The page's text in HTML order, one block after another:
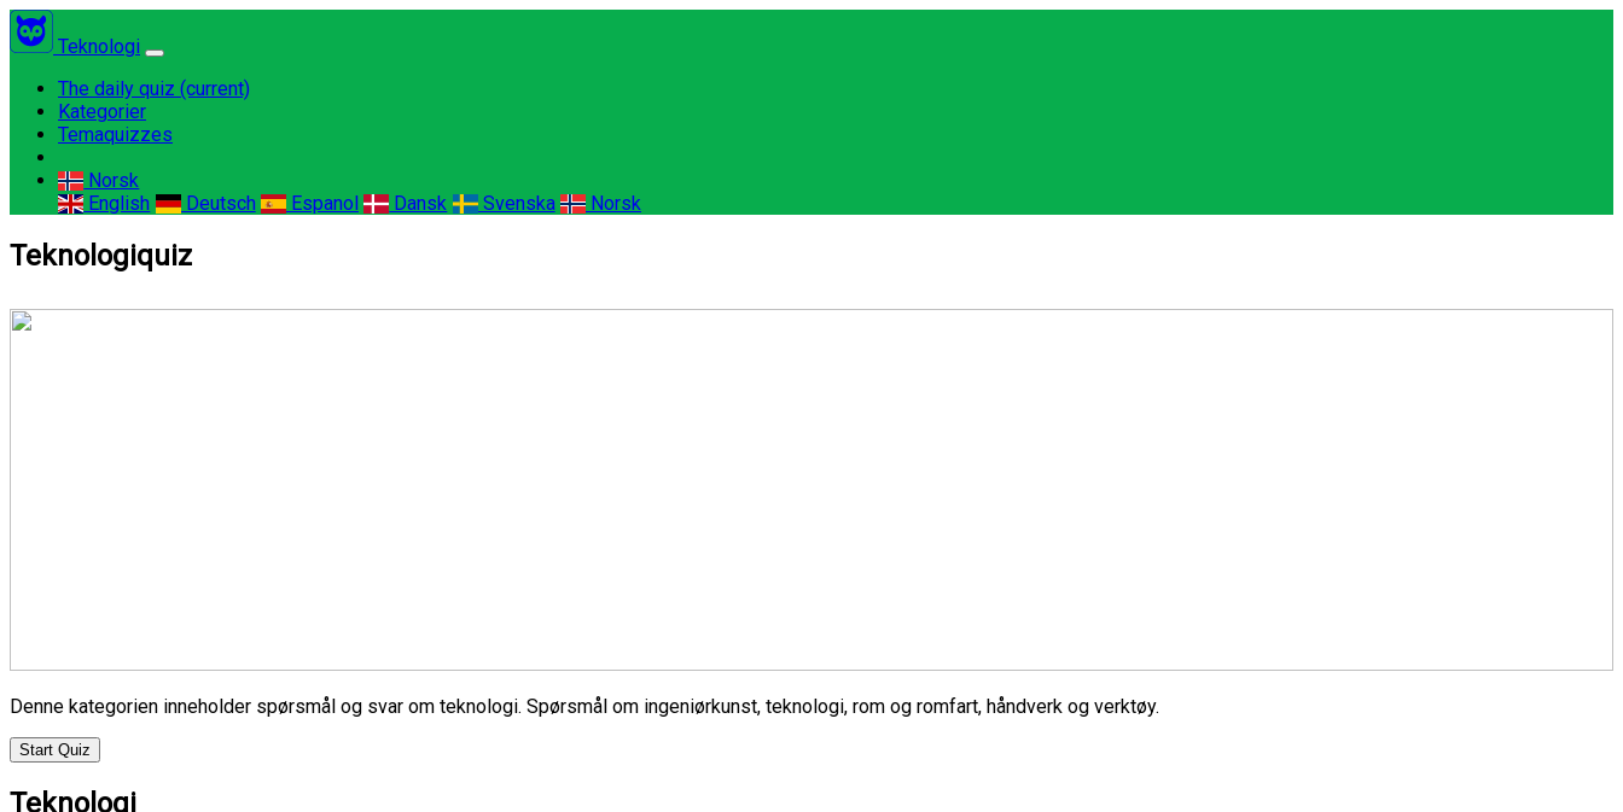
Teknologi
The daily quiz (current)
Kategorier
Temaquizzes
Norsk
English
Deutsch Espanol Dansk Svenska Norsk
Teknologiquiz
Denne kategorien inneholder spørsmål og svar om teknologi. Spørsmål om ingeniørkunst, teknologi, rom og romfart, håndverk og verktøy.
Start Quiz
Teknologi